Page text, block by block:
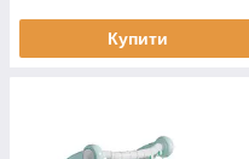
Купити